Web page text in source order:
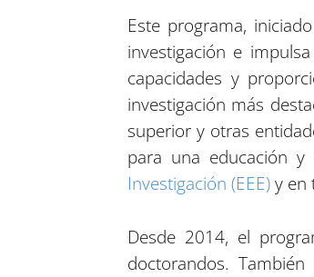
Este programa,
investigación e
capacidades y
investigación más
superior y otras
para una educación
Investigación (EEE)y en
Desde 2014, el
doctorandos.